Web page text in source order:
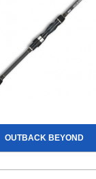
OUTBACK BEYOND